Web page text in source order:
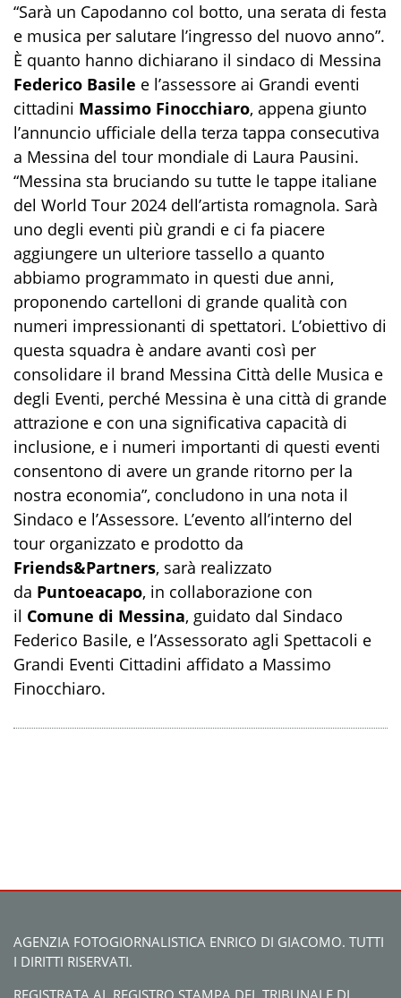
“Sarà un Capodanno col botto, una serata di festa
e musica per salutare l’ingresso del nuovo anno”.
È quanto hanno dichiarano il sindaco di Messina
Federico Basile e l’assessore ai Grandi eventi
cittadini Massimo Finocchiaro, appena giunto
l’annuncio ufficiale della terza tappa consecutiva
a Messina del tour mondiale di Laura Pausini.
“Messina sta bruciando su tutte le tappe italiane
del World Tour 2024 dell’artista romagnola. Sarà
uno degli eventi più grandi e ci fa piacere
aggiungere un ulteriore tassello a quanto
abbiamo programmato in questi due anni,
proponendo cartelloni di grande qualità con
numeri impressionanti di spettatori. L’obiettivo di
questa squadra è andare avanti così per
consolidare il brand Messina Città delle Musica e
degli Eventi, perché Messina è una città di grande
attrazione e con una significativa capacità di
inclusione, e i numeri importanti di questi eventi
consentono di avere un grande ritorno per la
nostra economia”, concludono in una nota il
Sindaco e l’Assessore. L’evento all’interno del
tour organizzato e prodotto da
Friends&Partners, sarà realizzato
da Puntoeacapo, in collaborazione con
il Comune di Messina, guidato dal Sindaco
Federico Basile, e l’Assessorato agli Spettacoli e
Grandi Eventi Cittadini affidato a Massimo
Finocchiaro.
AGENZIA FOTOGIORNALISTICA ENRICO DI GIACOMO. TUTTI
I DIRITTI RISERVATI.